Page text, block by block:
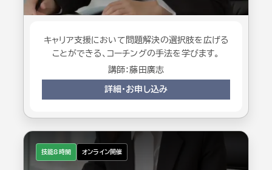
キャリア支援において問題解決の選択肢を広げる
ことができる、コーチングの手法を学びます。
講師：藤田廣志
詳細・お申し込み
技能8時間 オンライン開催